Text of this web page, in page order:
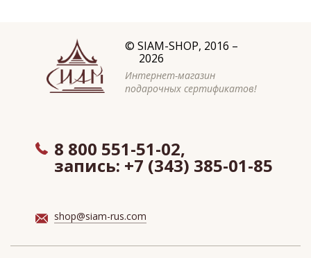
© SIAM-SHOP, 2016 –
2026
Интернет-магазин
подарочных сертификатов!
8 800 551-51-02,
запись: +7 (343) 385-01-85
shop@siam-rus.com